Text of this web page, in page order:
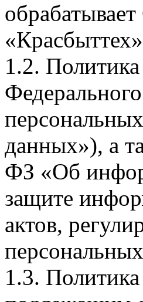
1.2.
данных»), а
ФЗ «Об
защите
актов,
1.3.